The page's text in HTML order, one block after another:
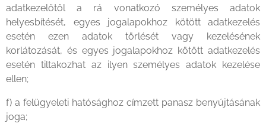
adatkezelőtől a rá vonatkozó személyes adatok
helyesbítését, egyes jogalapokhoz kötött adatkezelés
esetén ezen adatok törlését vagy kezelésének
korlátozását, és egyes jogalapokhoz kötött adatkezelés
esetén tiltakozhat az ilyen személyes adatok kezelése
ellen;
f) a felügyeleti hatósághoz címzett panasz benyújtásának
joga;